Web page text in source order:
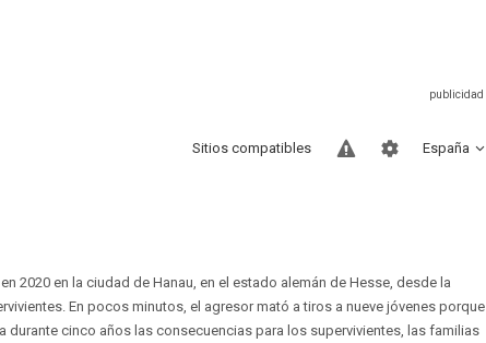
España
Sitios compatibles
2020 en la ciudad de Hanau, en el estado alemán de Hesse, desde la
En pocos minutos, el agresor mató a tiros a nueve jóvenes porque
durante cinco años las consecuencias para los supervivientes, las familias